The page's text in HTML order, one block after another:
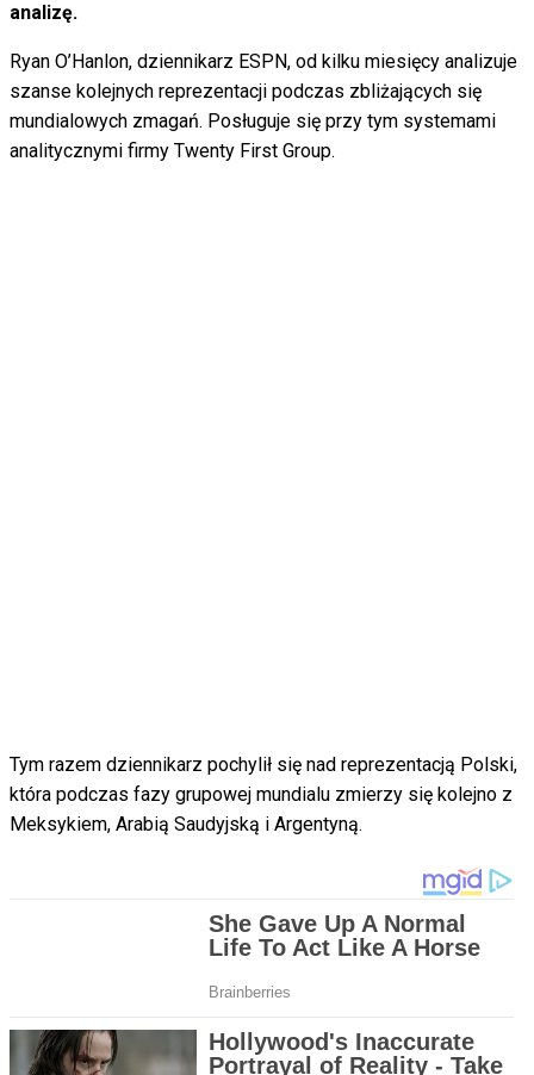
analizę.
Ryan O’Hanlon, dziennikarz ESPN, od kilku miesięcy analizuje
szanse kolejnych reprezentacji podczas zbliżających się
mundialowych zmagań. Posługuje się przy tym systemami
analitycznymi firmy Twenty First Group.
Tym razem dziennikarz pochylił się nad reprezentacją Polski,
która podczas fazy grupowej mundialu zmierzy się kolejno z
Meksykiem, Arabią Saudyjską i Argentyną.